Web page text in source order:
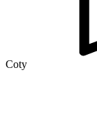
Coty